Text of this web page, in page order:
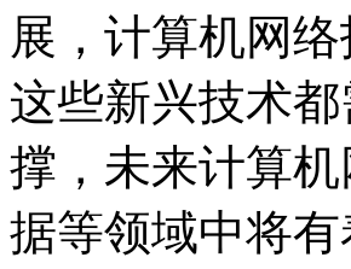
展，计算机网
这些新兴技术
撑，未来计算
据等领域中将